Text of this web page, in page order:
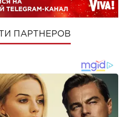
ПАРТНЕРОВ